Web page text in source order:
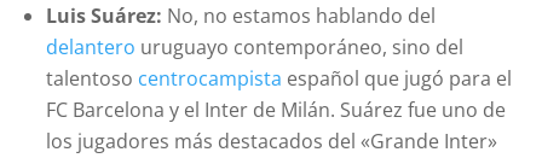
Luis Suárez: No, no estamos hablando del
delantero uruguayo contemporáneo, sino del
talentoso centrocampista español que jugó para el
FC Barcelona y el Inter de Milán. Suárez fue uno de
los jugadores más destacados del «Grande Inter»